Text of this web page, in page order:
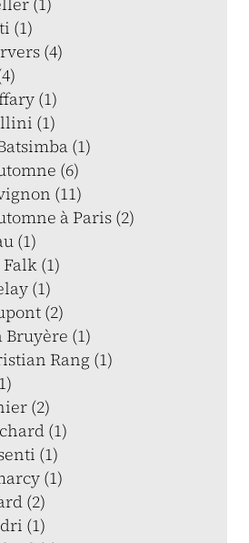
(1)
(4)
(1)
(1)
(1)
(6)
(11)
à Paris (2)
(1)
(1)
(1)
(2)
(1)
Rang (1)
(2)
(1)
(1)
(1)
(2)
(1)